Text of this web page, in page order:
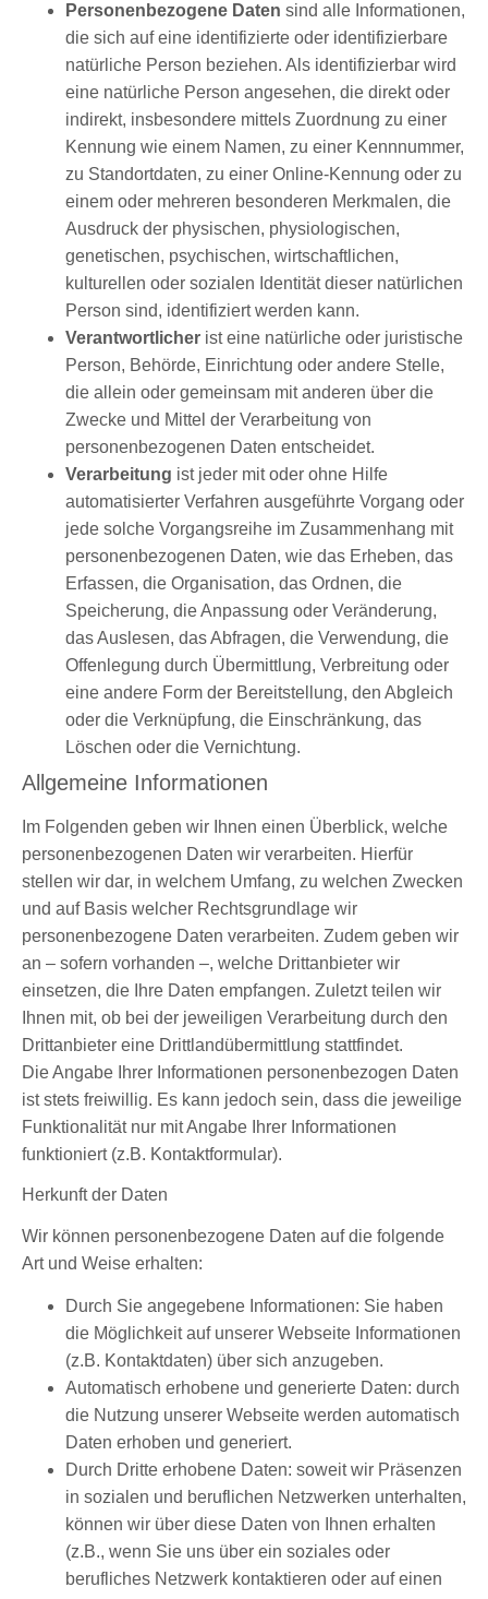
Personenbezogene Daten sind alle Informationen,
die sich auf eine identifizierte oder identifizierbare
natürliche Person beziehen. Als identifizierbar wird
eine natürliche Person angesehen, die direkt oder
indirekt, insbesondere mittels Zuordnung zu einer
Kennung wie einem Namen, zu einer Kennnummer,
zu Standortdaten, zu einer Online-Kennung oder zu
einem oder mehreren besonderen Merkmalen, die
Ausdruck der physischen, physiologischen,
genetischen, psychischen, wirtschaftlichen,
kulturellen oder sozialen Identität dieser natürlichen
Person sind, identifiziert werden kann.
Verantwortlicher ist eine natürliche oder juristische
Person, Behörde, Einrichtung oder andere Stelle,
die allein oder gemeinsam mit anderen über die
Zwecke und Mittel der Verarbeitung von
personenbezogenen Daten entscheidet.
Verarbeitung ist jeder mit oder ohne Hilfe
automatisierter Verfahren ausgeführte Vorgang oder
jede solche Vorgangsreihe im Zusammenhang mit
personenbezogenen Daten, wie das Erheben, das
Erfassen, die Organisation, das Ordnen, die
Speicherung, die Anpassung oder Veränderung,
das Auslesen, das Abfragen, die Verwendung, die
Offenlegung durch Übermittlung, Verbreitung oder
eine andere Form der Bereitstellung, den Abgleich
oder die Verknüpfung, die Einschränkung, das
Löschen oder die Vernichtung.
Allgemeine Informationen
Im Folgenden geben wir Ihnen einen Überblick, welche
personenbezogenen Daten wir verarbeiten. Hierfür
stellen wir dar, in welchem Umfang, zu welchen Zwecken
und auf Basis welcher Rechtsgrundlage wir
personenbezogene Daten verarbeiten. Zudem geben wir
an – sofern vorhanden –, welche Drittanbieter wir
einsetzen, die Ihre Daten empfangen. Zuletzt teilen wir
Ihnen mit, ob bei der jeweiligen Verarbeitung durch den
Drittanbieter eine Drittlandübermittlung stattfindet.
Die Angabe Ihrer Informationen personenbezogen Daten
ist stets freiwillig. Es kann jedoch sein, dass die jeweilige
Funktionalität nur mit Angabe Ihrer Informationen
funktioniert (z.B. Kontaktformular).
Herkunft der Daten
Wir können personenbezogene Daten auf die folgende
Art und Weise erhalten:
Durch Sie angegebene Informationen: Sie haben
die Möglichkeit auf unserer Webseite Informationen
(z.B. Kontaktdaten) über sich anzugeben.
Automatisch erhobene und generierte Daten: durch
die Nutzung unserer Webseite werden automatisch
Daten erhoben und generiert.
Durch Dritte erhobene Daten: soweit wir Präsenzen
in sozialen und beruflichen Netzwerken unterhalten,
können wir über diese Daten von Ihnen erhalten
(z.B., wenn Sie uns über ein soziales oder
berufliches Netzwerk kontaktieren oder auf einen